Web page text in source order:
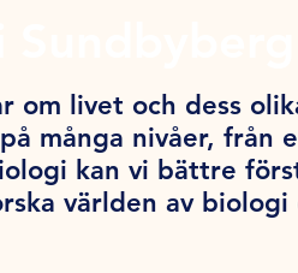
om livet och dess
många nivåer, från
kan vi bättre
världen av